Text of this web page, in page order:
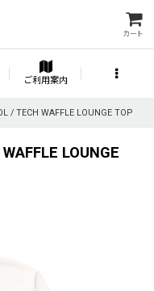
カート
ご利用案内
/ TECH WAFFLE LOUNGE TOP
LOUNGE